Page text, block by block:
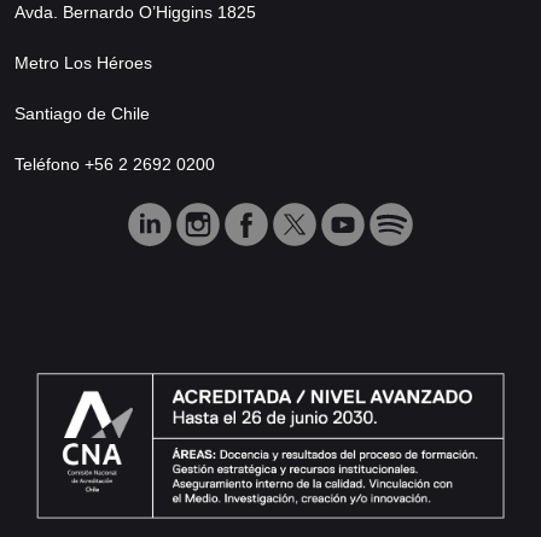
Avda. Bernardo O’Higgins 1825
Metro Los Héroes
Santiago de Chile
Teléfono +56 2 2692 0200